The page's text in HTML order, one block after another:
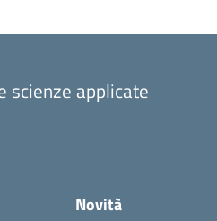
scienze applicate
Novità